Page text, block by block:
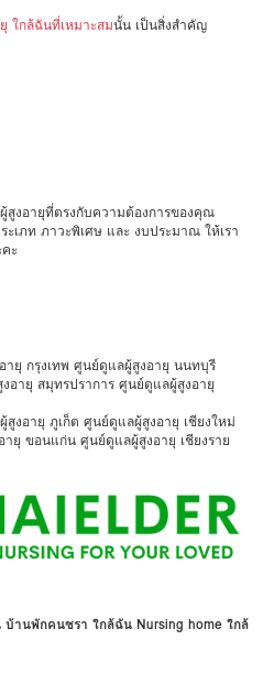
ใกล้ฉันที่เหมาะสมนั้น เป็นสิ่งสำคัญ
งอายุที่ตรงกับความต้องการของคุณ
เภท ภาวะพิเศษ และ งบประมาณ ให้เรา
ะ
ยุ กรุงเทพ ศูนย์ดูแลผู้สูงอายุ นนทบุรี
อายุ สมุทรปราการ ศูนย์ดูแลผู้สูงอายุ
งอายุ ภูเก็ต ศูนย์ดูแลผู้สูงอายุ เชียงใหม่
ายุ ขอนแก่น ศูนย์ดูแลผู้สูงอายุ เชียงราย
านพักคนชรา ใกล้ฉัน Nursing home ใกล้